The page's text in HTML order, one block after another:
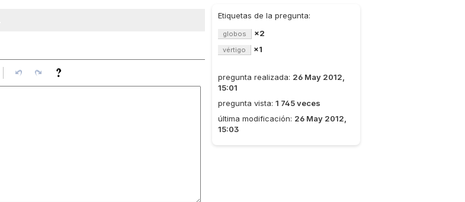
Etiquetas de la pregunta:
globos ×2
vértigo ×1
pregunta realizada: 26 May 2012,
15:01
pregunta vista: 1 745 veces
última modificación: 26 May 2012,
15:03